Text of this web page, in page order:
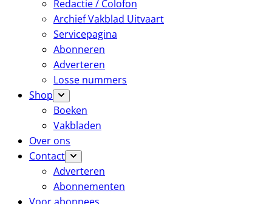
Redactie / Colofon
Archief Vakblad Uitvaart
Servicepagina
Abonneren
Adverteren
Losse nummers
Shop
Boeken
Vakbladen
Over ons
Contact
Adverteren
Abonnementen